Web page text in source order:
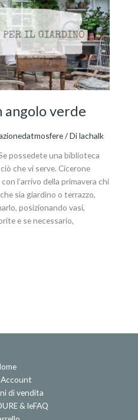
angolo verde
/ Dilachalk
possedete una biblioteca
che vi serve. Cicerone
l’arrivo della primavera chi
sia giardino o terrazzo,
posizionando vasi,
e se necessario,
Account
di vendita
& leFAQ